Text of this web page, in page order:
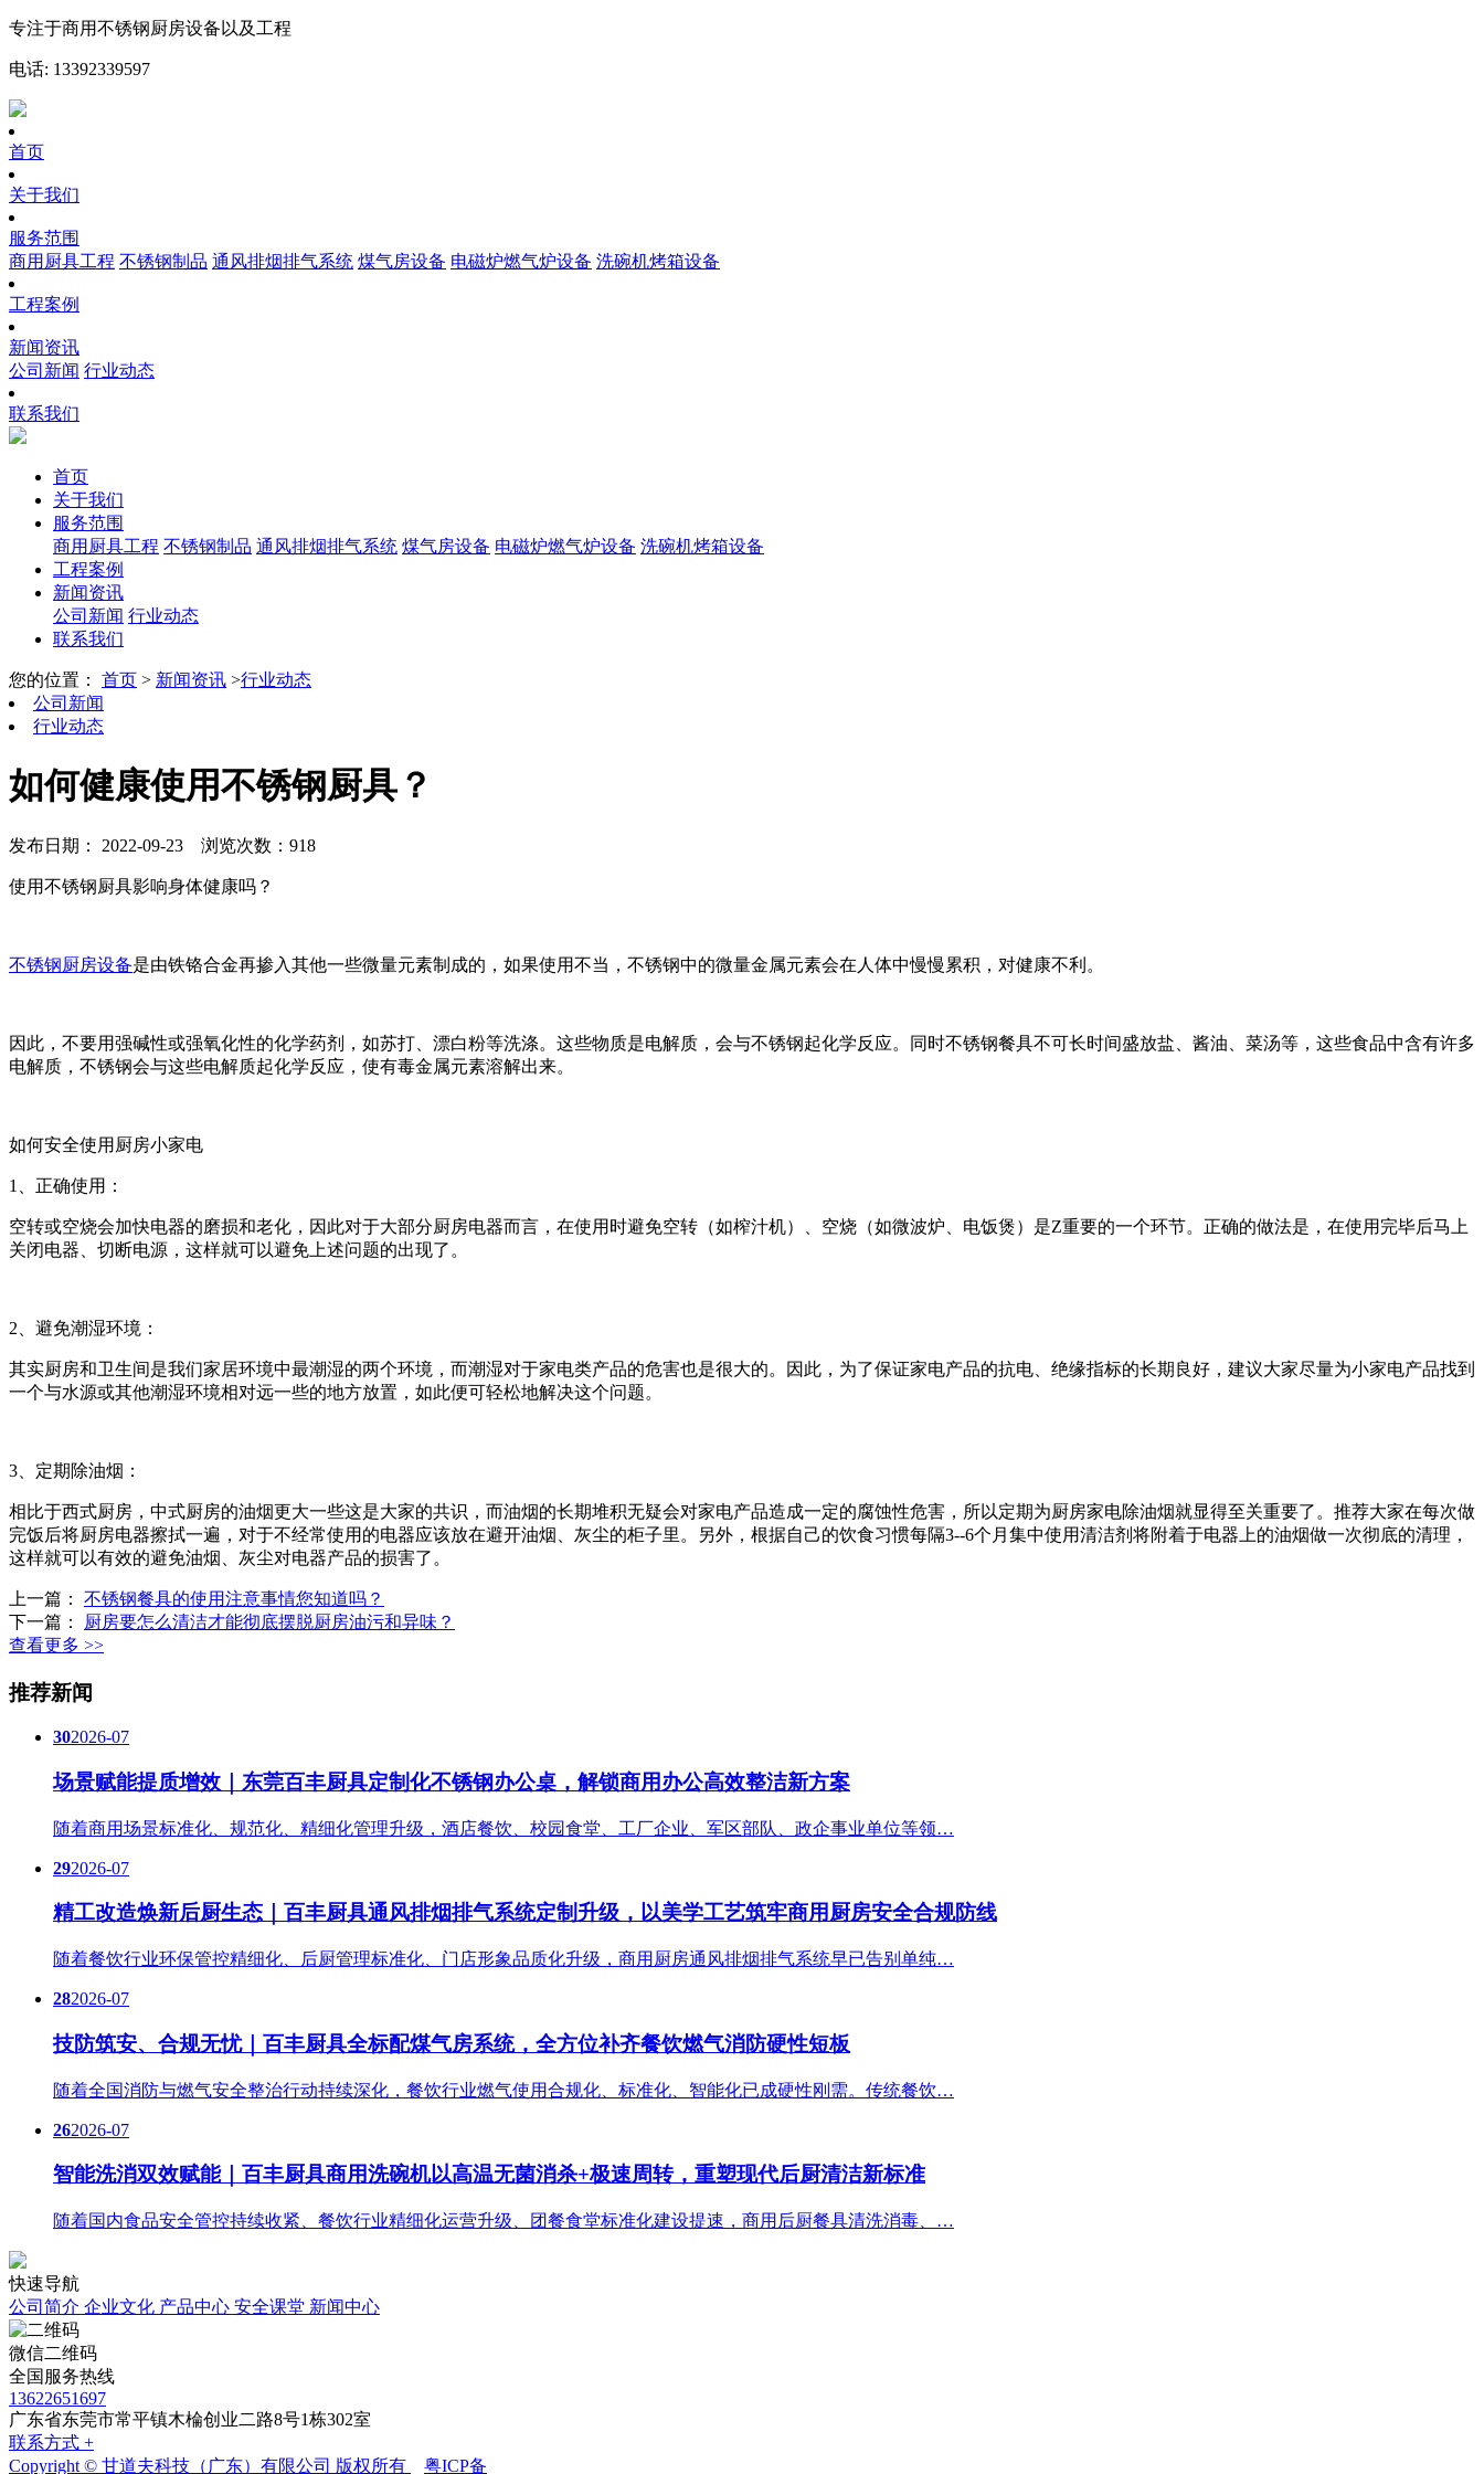
专注于商用不锈钢厨房设备以及工程
电话: 13392339597
首页
关于我们
服务范围
商用厨具工程 不锈钢制品 通风排烟排气系统 煤气房设备 电磁炉燃气炉设备 洗碗机烤箱设备
工程案例
新闻资讯
公司新闻 行业动态
联系我们
首页
关于我们
服务范围
商用厨具工程 不锈钢制品 通风排烟排气系统 煤气房设备 电磁炉燃气炉设备 洗碗机烤箱设备
工程案例
新闻资讯
公司新闻 行业动态
联系我们
您的位置： 首页 > 新闻资讯 >行业动态
公司新闻
行业动态
如何健康使用不锈钢厨具？
发布日期： 2022-09-23 浏览次数：918
使用不锈钢厨具影响身体健康吗？
不锈钢厨房设备是由铁铬合金再掺入其他一些微量元素制成的，如果使用不当，不锈钢中的微量金属元素会在人体中慢慢累积，对健康不利。
因此，不要用强碱性或强氧化性的化学药剂，如苏打、漂白粉等洗涤。这些物质是电解质，会与不锈钢起化学反应。同时不锈钢餐具不可长时间盛放盐、酱油、菜汤等，这些食品中含有许多
电解质，不锈钢会与这些电解质起化学反应，使有毒金属元素溶解出来。
如何安全使用厨房小家电
1、正确使用：
空转或空烧会加快电器的磨损和老化，因此对于大部分厨房电器而言，在使用时避免空转（如榨汁机）、空烧（如微波炉、电饭煲）是Z重要的一个环节。正确的做法是，在使用完毕后马上
关闭电器、切断电源，这样就可以避免上述问题的出现了。
2、避免潮湿环境：
其实厨房和卫生间是我们家居环境中最潮湿的两个环境，而潮湿对于家电类产品的危害也是很大的。因此，为了保证家电产品的抗电、绝缘指标的长期良好，建议大家尽量为小家电产品找到
一个与水源或其他潮湿环境相对远一些的地方放置，如此便可轻松地解决这个问题。
3、定期除油烟：
相比于西式厨房，中式厨房的油烟更大一些这是大家的共识，而油烟的长期堆积无疑会对家电产品造成一定的腐蚀性危害，所以定期为厨房家电除油烟就显得至关重要了。推荐大家在每次做
完饭后将厨房电器擦拭一遍，对于不经常使用的电器应该放在避开油烟、灰尘的柜子里。另外，根据自己的饮食习惯每隔3--6个月集中使用清洁剂将附着于电器上的油烟做一次彻底的清理，
这样就可以有效的避免油烟、灰尘对电器产品的损害了。
上一篇： 不锈钢餐具的使用注意事情您知道吗？
下一篇：
厨房要怎么清洁才能彻底摆脱厨房油污和异味？
查看更多 >>
推荐新闻
302026-07
场景赋能提质增效｜东莞百丰厨具定制化不锈钢办公桌，解锁商用办公高效整洁新方案
随着商用场景标准化、规范化、精细化管理升级，酒店餐饮、校园食堂、工厂企业、军区部队、政企事业单位等领…
292026-07
精工改造焕新后厨生态｜百丰厨具通风排烟排气系统定制升级，以美学工艺筑牢商用厨房安全合规防线
随着餐饮行业环保管控精细化、后厨管理标准化、门店形象品质化升级，商用厨房通风排烟排气系统早已告别单纯…
282026-07
技防筑安、合规无忧｜百丰厨具全标配煤气房系统，全方位补齐餐饮燃气消防硬性短板
随着全国消防与燃气安全整治行动持续深化，餐饮行业燃气使用合规化、标准化、智能化已成硬性刚需。传统餐饮…
262026-07
智能洗消双效赋能｜百丰厨具商用洗碗机以高温无菌消杀+极速周转，重塑现代后厨清洁新标准
随着国内食品安全管控持续收紧、餐饮行业精细化运营升级、团餐食堂标准化建设提速，商用后厨餐具清洗消毒、…
快速导航
公司简介 企业文化 产品中心 安全课堂 新闻中心
微信二维码
全国服务热线
13622651697
广东省东莞市常平镇木棆创业二路8号1栋302室
联系方式 +
Copyright © 甘道夫科技（广东）有限公司 版权所有
粤ICP备